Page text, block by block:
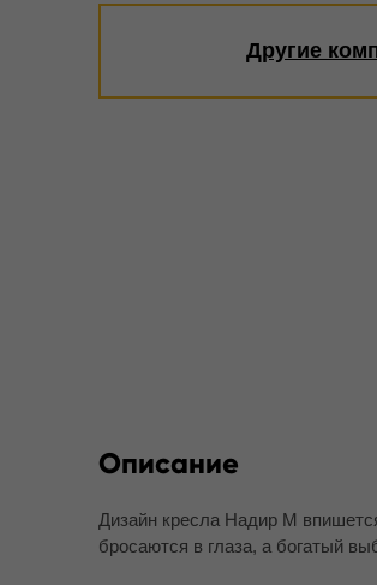
Другие
Описание
Дизайн кресла Надир М
бросаются в глаза, а богатый